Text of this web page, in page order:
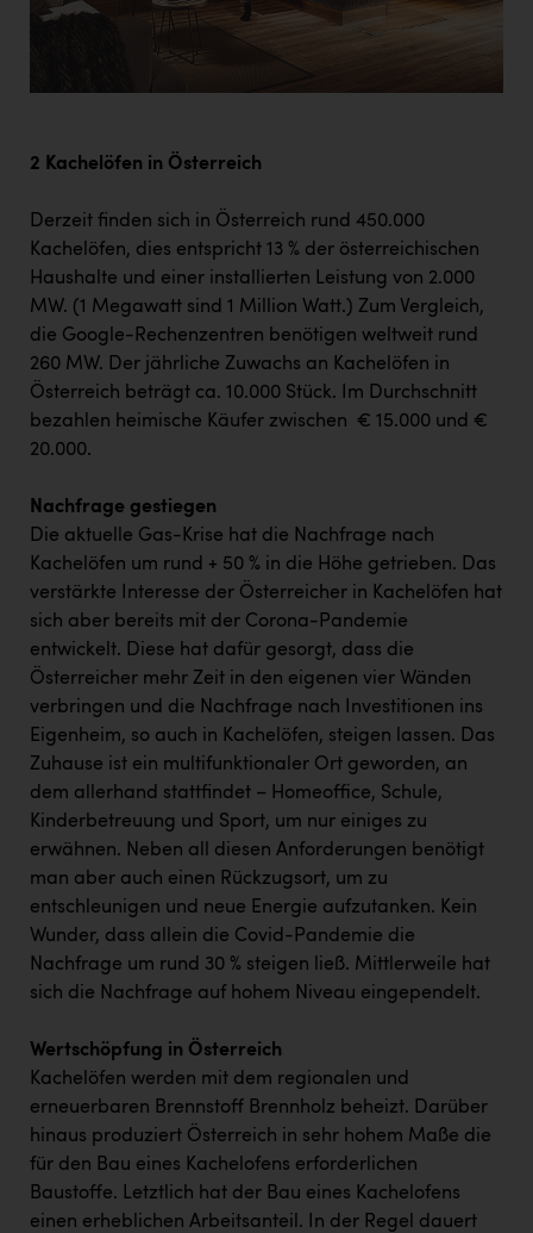
2 Kachelöfen in Österreich
Derzeit finden sich in Österreich rund 450.000
Kachelöfen, dies entspricht 13 % der österreichischen
Haushalte und einer installierten Leistung von 2.000
MW. (1 Megawatt sind 1 Million Watt.) Zum Vergleich,
die Google-Rechenzentren benötigen weltweit rund
260 MW. Der jährliche Zuwachs an Kachelöfen in
Österreich beträgt ca. 10.000 Stück. Im Durchschnitt
bezahlen heimische Käufer zwischen € 15.000 und €
20.000.
Nachfrage gestiegen
Die aktuelle Gas-Krise hat die Nachfrage nach
Kachelöfen um rund + 50 % in die Höhe getrieben. Das
verstärkte Interesse der Österreicher in Kachelöfen hat
sich aber bereits mit der Corona-Pandemie
entwickelt. Diese hat dafür gesorgt, dass die
Österreicher mehr Zeit in den eigenen vier Wänden
verbringen und die Nachfrage nach Investitionen ins
Eigenheim, so auch in Kachelöfen, steigen lassen. Das
Zuhause ist ein multifunktionaler Ort geworden, an
dem allerhand stattfindet – Homeoffice, Schule,
Kinderbetreuung und Sport, um nur einiges zu
erwähnen. Neben all diesen Anforderungen benötigt
man aber auch einen Rückzugsort, um zu
entschleunigen und neue Energie aufzutanken. Kein
Wunder, dass allein die Covid-Pandemie die
Nachfrage um rund 30 % steigen ließ. Mittlerweile hat
sich die Nachfrage auf hohem Niveau eingependelt.
Wertschöpfung in Österreich
Kachelöfen werden mit dem regionalen und
erneuerbaren Brennstoff Brennholz beheizt. Darüber
hinaus produziert Österreich in sehr hohem Maße die
für den Bau eines Kachelofens erforderlichen
Baustoffe. Letztlich hat der Bau eines Kachelofens
einen erheblichen Arbeitsanteil. In der Regel dauert